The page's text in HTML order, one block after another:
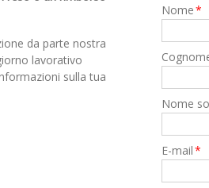
da parte nostra
lavorativo
sulla tua
Nome*
Nome
E-mail*